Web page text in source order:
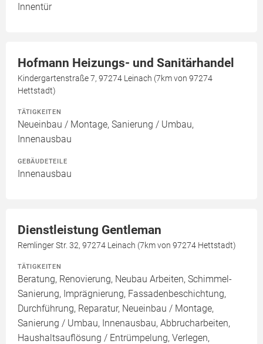
Innentür
Hofmann Heizungs- und Sanitärhandel
Kindergartenstraße 7, 97274 Leinach (7km von 97274
Hettstadt)
TÄTIGKEITEN
Neueinbau / Montage, Sanierung / Umbau,
Innenausbau
GEBÄUDETEILE
Innenausbau
Dienstleistung Gentleman
Remlinger Str. 32, 97274 Leinach (7km von 97274 Hettstadt)
TÄTIGKEITEN
Beratung, Renovierung, Neubau Arbeiten, Schimmel-
Sanierung, Imprägnierung, Fassadenbeschichtung,
Durchführung, Reparatur, Neueinbau / Montage,
Sanierung / Umbau, Innenausbau, Abbrucharbeiten,
Haushaltsauflösung / Entrümpelung, Verlegen,